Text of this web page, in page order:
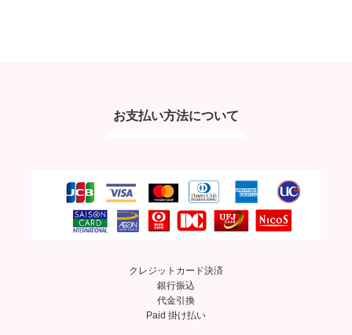
お支払い方法について
クレジットカード決済
銀行振込
代金引換
Paid 掛け払い